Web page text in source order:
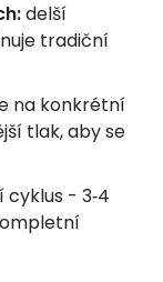
delší
tradiční
na konkrétní
tlak, aby se
- 3‑4